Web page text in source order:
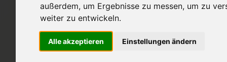
außerdem, um Ergebnisse zu messen, um zu
weiter zu entwickeln.
Alle akzeptieren Einstellungen ändern
Das ist nur ein
übernehmen.
Die Aufgabe wurde mit 1,0
Der Zip-Ordner enthält ein